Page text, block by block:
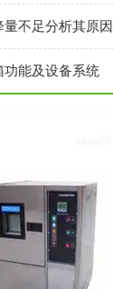
不足分析其原因
功能及设备系统